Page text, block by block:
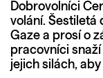
Dobrovolníci
volání. Šestiletá
Gaze a prosí o
pracovníci
jejich silách,